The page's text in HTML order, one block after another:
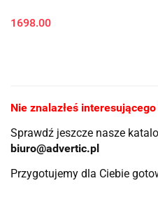
1698.00
Nie znalazłeś
Sprawdź jeszcze nasze
biuro@advertic.pl
Przygotujemy dla Ciebie